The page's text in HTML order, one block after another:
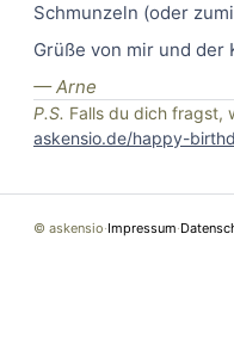
Schmunzeln (oder
Grüße von mir und der
— Arne
P.S. Falls du dich fragst,
askensio.de/happy-
© askensio·Impressum·